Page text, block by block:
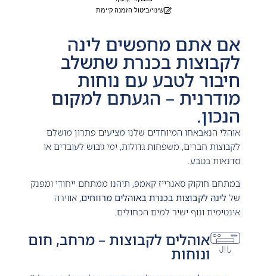
שינוי/ביטול הזמנה קיימת
אם אתם מחפשים לינה
לקבוצות בכנרת שתשלב
חיבור לטבע עם נוחות
מודרנית – הגעתם למקום
הנכון.
אוהלי הנאבאחו המיוחדים שלנו מציעים פתרון מושלם
לקבוצות חברים, משפחות גדולות, ימי גיבוש לעובדים או
סדנאות בטבע.
במתחם חוקוק סאנרייז קאמפ, תיהנו ממתחם ייחודי ומפנק
של לינה לקבוצות בכנרת באוהלים מרווחים, אווירה
אינטימית ונוף ישיר למים הכחולים.
אוהלים לקבוצות – מרחב, חום
ונוחות